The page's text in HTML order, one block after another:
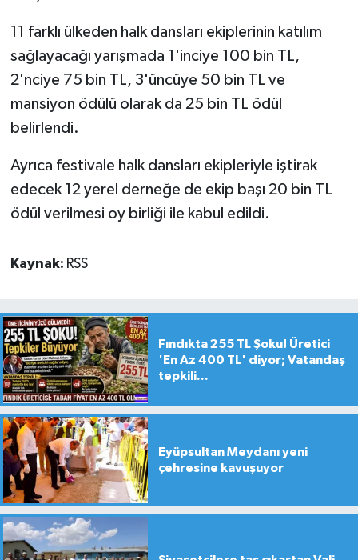
11 farklı ülkeden halk dansları ekiplerinin katılım
sağlayacağı yarışmada 1'inciye 100 bin TL,
2'nciye 75 bin TL, 3'üncüye 50 bin TL ve
mansiyon ödülü olarak da 25 bin TL ödül
belirlendi.
Ayrıca festivale halk dansları ekipleriyle iştirak
edecek 12 yerel derneğe de ekip başı 20 bin TL
ödül verilmesi oy birliği ile kabul edildi.
Kaynak: RSS
Fındıkta 255 TL Şoku! Üretici
'En Az 400 TL' diyor; Vatandaş
tepkili...
Eyüpsultan Meydanı yeni
çehresine kavuşuyor